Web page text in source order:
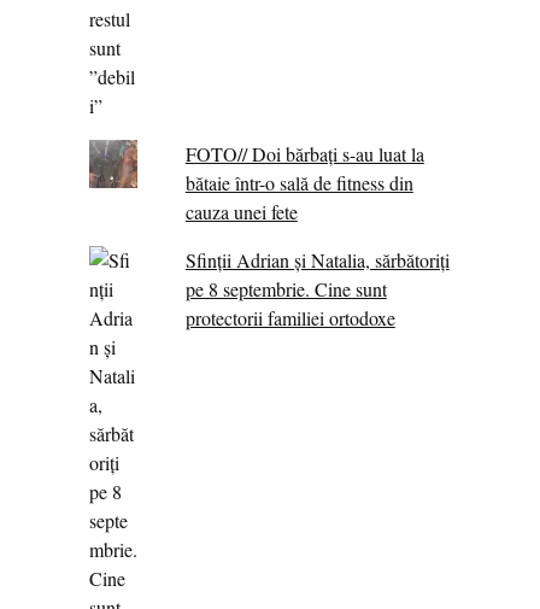
FOTO// Doi bărbați s-au luat la
bătaie într-o sală de fitness din
cauza unei fete
Sfinții Adrian și Natalia, sărbătoriți
pe 8 septembrie. Cine sunt
protectorii familiei ortodoxe